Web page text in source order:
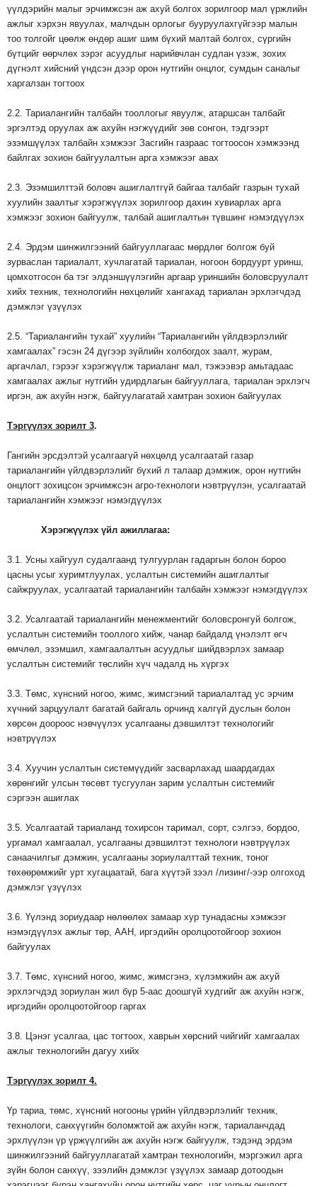
үүлдэрийн малыг эрчимжсэн аж ахуй болгох зорилгоор мал үржлийн
ажлыг хэрхэн явуулах, малчдын орлогыг бууруулахгүйгээр малын
тоо толгойг цөөлж өндөр ашиг шим бүхий малтай болгох, сүргийн
бүтцийг өөрчлөх зэрэг асуудлыг нарийвчлан судлан үзэж, зохих
дүгнэлт хийсний үндсэн дээр орон нутгийн онцлог, сумдын саналыг
харгалзан тогтоох
2.2. Тариалангийн талбайн тооллогыг явуулж, атаршсан талбайг
эргэлтэд оруулах аж ахуйн нэгжүүдийг зөв сонгон, тэдгээрт
эзэмшүүлэх талбайн хэмжээг Засгийн газраас тогтоосон хэмжээнд
байлгах зохион байгуулалтын арга хэмжээг авах
2.3. Эзэмшилттэй боловч ашиглалтгүй байгаа талбайг газрын тухай
хуулийн заалтыг хэрэгжүүлэх зорилгоор дахин хувиарлах арга
хэмжээг зохион байгуулж, талбай ашиглалтын түвшинг нэмэгдүүлэх
2.4. Эрдэм шинжилгээний байгууллагаас мөрдлөг болгож буй
зурваслан тариалалт, хучлагатай тариалан, ногоон бордуурт уринш,
цомхотгосон ба тэг элдэншүүлэгийн аргаар уриншийн боловсруулалт
хийх техник, технологийн нөхцөлийг хангахад тариалан эрхлэгчдэд
дэмжлэг үзүүлэх
2.5. “Тариалангийн тухай” хуулийн “Тариалангийн үйлдвэрлэлийг
хамгаалах” гэсэн 24 дүгээр зүйлийн холбогдох заалт, журам,
аргачлал, гэрээг хэрэгжүүлж тариаланг мал, тэжээвэр амьтадаас
хамгаалах ажлыг нутгийн удирдлагын байгууллага, тариалан эрхлэгч
иргэн, аж ахуйн нэгж, байгуулагатай хамтран зохион байгуулах
Тэргүүлэх зорилт 3.
Гангийн эрсдэлтэй усалгаагүй нөхцөлд усалгаатай газар
тариалангийн үйлдвэрлэлийг бүхий л талаар дэмжиж, орон нутгийн
онцлогт зохицсон эрчимжсэн агро-технологи нэвтрүүлэн, усалгаатай
тариалангийн хэмжээг нэмэгдүүлэх
Хэрэгжүүлэх үйл ажиллагаа:
3.1. Усны хайгуул судалгаанд тулгуурлан гадаргын болон бороо
цасны усыг хуримтлуулах, услалтын системийн ашиглалтыг
сайжруулах, усалгаатай тариалангийн талбайн хэмжээг нэмэгдүүлэх
3.2. Усалгаатай тариалангийн менежментийг боловсронгуй болгож,
услалтын системийн тооллого хийж, чанар байдалд үнэлэлт өгч
өмчлөл, эзэмшил, хамгаалалтын асуудлыг шийдвэрлэх замаар
услалтын системийг төслийн хүч чадалд нь хүргэх
3.3. Төмс, хүнсний ногоо, жимс, жимсгэний тариалалтад ус эрчим
хүчний зарцуулалт багатай байгаль орчинд халгүй дуслын болон
хөрсөн доороос нэвчүүлэх усалгааны дэвшилтэт технологийг
нэвтрүүлэх
3.4. Хуучин услалтын системүүдийг засварлахад шаардагдах
хөрөнгийг улсын төсөвт тусгуулан зарим услалтын системийг
сэргээн ашиглах
3.5. Усалгаатай тариаланд тохирсон таримал, сорт, сэлгээ, бордоо,
ургамал хамгаалал, усалгааны дэвшилтэт технологи нэвтрүүлэх
санаачилгыг дэмжин, усалгааны зориулалттай техник, тоног
төхөөрөмжийг урт хугацаатай, бага хүүтэй зээл /лизинг/-ээр олгоход
дэмжлэг үзүүлэх
3.6. Үүлэнд зориудаар нөлөөлөх замаар хур тунадасны хэмжээг
нэмэгдүүлэх ажлыг төр, ААН, иргэдийн оролцоотойгоор зохион
байгуулах
3.7. Төмс, хүнсний ногоо, жимс, жимсгэнэ, хүлэмжийн аж ахуй
эрхлэгчдэд зориулан жил бүр 5-аас доошгүй худгийг аж ахуйн нэгж,
иргэдийн оролцоотойгоор гаргах
3.8. Цэнэг усалгаа, цас тогтоох, хаврын хөрсний чийгийг хамгаалах
ажлыг технологийн дагуу хийх
Тэргүүлэх зорилт 4.
Үр тариа, төмс, хүнсний ногооны үрийн үйлдвэрлэлийг техник,
технологи, санхүүгийн боломжтой аж ахуйн нэгж, тариаланчдад
эрхлүүлэн үр үржүүлгийн аж ахуйн нэгж байгуулж, тэдэнд эрдэм
шинжилгээний байгууллагатай хамтран технологийн, мэргэжил арга
зүйн болон санхүү, зээлийн дэмжлэг үзүүлэх замаар дотоодын